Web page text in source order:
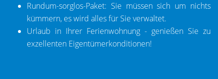
Rundum-sorglos-Paket: Sie müssen sich um nichts
kümmern, es wird alles für Sie verwaltet.
Urlaub in Ihrer Ferienwohnung - genießen Sie zu
exzellenten Eigentümerkonditionen!